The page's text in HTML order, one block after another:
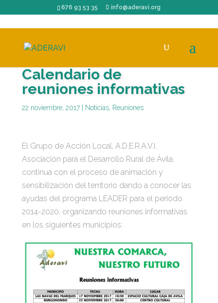
676 93 53 35 info@aderavi.org
Calendario de
reuniones informativas
22 noviembre, 2017| Noticias, Reuniones
El Grupo de Acción Local, A.D.E.R.A.V.I.
Asociación para el Desarrollo Rural de Ávila,
continua con el proceso de animación y
sensibilización del territorio dando a conocer las
ayudas del programa LEADER para el período
2014-2020, organizando reuniones informativas
en los siguientes municipios: